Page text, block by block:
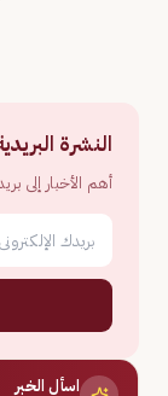
النشرة
أهم الأخبار إلى
اسأل الخبر